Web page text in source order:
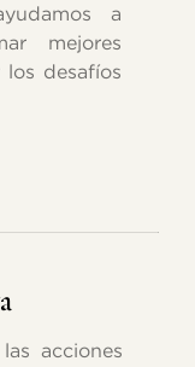
a
mejores
desafíos
acciones